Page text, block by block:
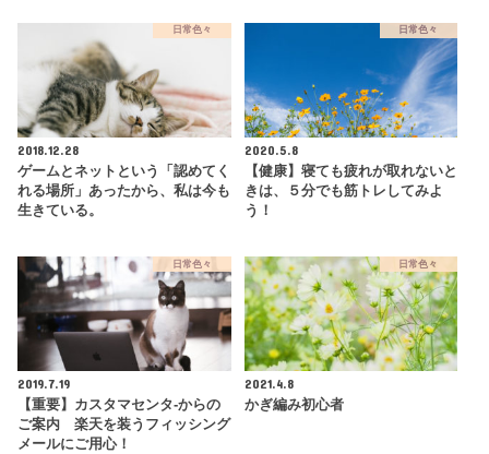
日常色々
2018.12.28
ゲームとネットという「認めてく
れる場所」あったから、私は今も
生きている。
日常色々
2020.5.8
【健康】寝ても疲れが取れないと
きは、５分でも筋トレしてみよ
う！
日常色々
2019.7.19
【重要】カスタマセンタ-からの
ご案内 楽天を装うフィッシング
メールにご用心！
日常色々
2021.4.8
かぎ編み初心者